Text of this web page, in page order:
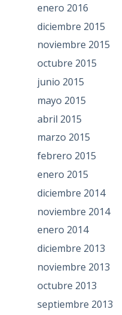
enero 2016
diciembre 2015
noviembre 2015
octubre 2015
junio 2015
mayo 2015
abril 2015
marzo 2015
febrero 2015
enero 2015
diciembre 2014
noviembre 2014
enero 2014
diciembre 2013
noviembre 2013
octubre 2013
septiembre 2013